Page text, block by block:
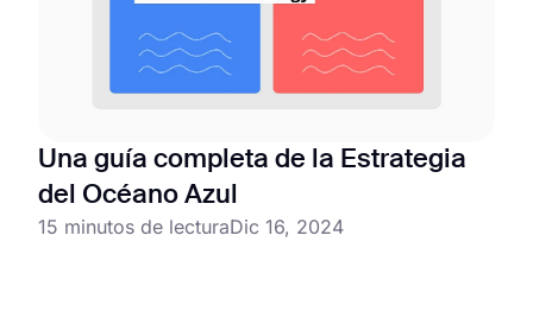
Una guía completa de la Estrategia
del Océano Azul
15 minutos de lecturaDic 16, 2024